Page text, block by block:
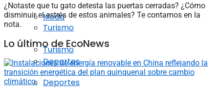
Turismo
Deportes
Moda
Turismo
Deportes
¿Notaste que tu gato detesta las puertas cerradas? ¿Cómo
disminuir el estrés de estos animales? Te contamos en la
nota.
Lo último de EcoNews